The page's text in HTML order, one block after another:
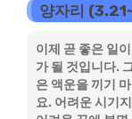
양자리
이제 곧 좋은 일
가 될 것입니다.
은 액운을 끼기
요. 어려운 시기